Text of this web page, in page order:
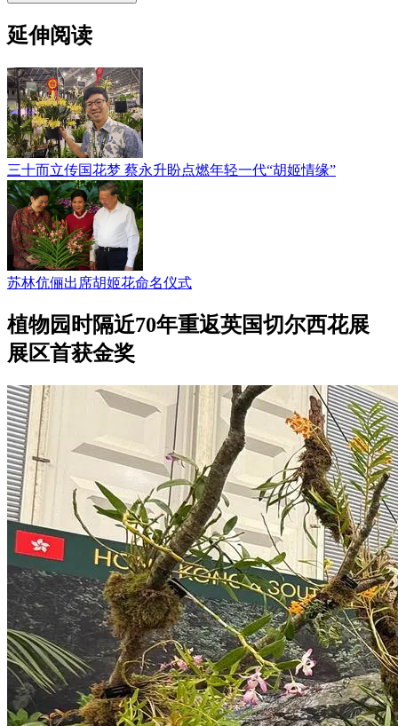
延伸阅读
三十而立传国花梦 蔡永升盼点燃年轻一代“胡姬情缘”
苏林伉俪出席胡姬花命名仪式
植物园时隔近70年重返英国切尔西花展
展区首获金奖